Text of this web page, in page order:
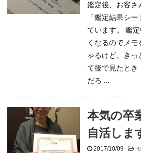
鑑定後、お客さ
「鑑定結果シ
ています。 鑑
くなるのでメ
ゃるけど、きっ
て後で見たとき
だろ ...
本気の
自活しま
2017/10/09 -